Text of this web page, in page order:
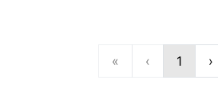
« ‹Previous
1 ›